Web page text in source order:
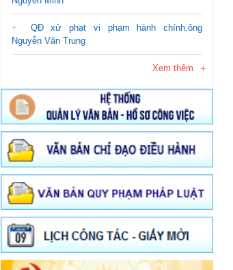
QĐ xử phạt vi phạm hành chính.ông
Nguyễn Văn Trung
Xem thêm